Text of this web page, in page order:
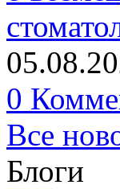
0
Все
Блоги